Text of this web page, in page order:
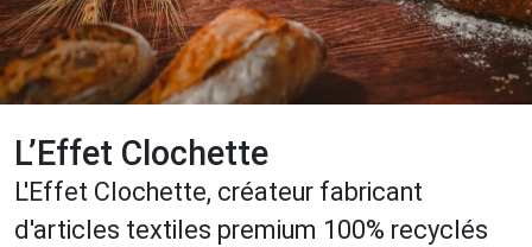
L’Effet Clochette
L'Effet Clochette, créateur fabricant
d'articles textiles premium 100% recyclés